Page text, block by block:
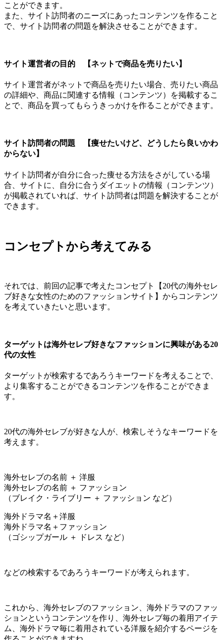
ことができます。
また、サイト訪問者のニーズにあったコンテンツを作ること
で、サイト訪問者の問題を解決させることができます。
サイト運営者の目的 【ネットで商品を売りたい】
サイト運営者がネットで商品を売りたい場合、売りたい商品
の詳細や、商品に関連する情報（コンテンツ）を掲載するこ
とで、商品を買ってもらうきっかけを作ることができます。
サイト訪問者の問題 【痩せたいけど、どうしたら良いかわ
からない】
サイト訪問者が自分に合った痩せる方法をさがしている場
合、サイトに、自分に合うダイエットの情報（コンテンツ）
が掲載されていれば、サイト訪問者は問題を解決することが
できます。
コンセプトから考えてみる
それでは、前回の記事で考えたコンセプト【20代の海外セレ
ブ好きな女性のためのファッションサイト】からコンテンツ
を考えていきたいと思います。
ターゲットは海外セレブ好きなファッションに興味がある20
代の女性
ターゲットが検索するであろうキーワードを考えることで、
より集客することができるコンテンツを作ることができま
す。
20代の海外セレブが好きな人が、検索しそうなキーワードを
考えます。
海外セレブの名前 ＋ 洋服
海外セレブの名前 ＋ ファッション
（ブレイク・ライブリー ＋ ファッション など）
海外ドラマ名＋洋服
海外ドラマ名＋ファッション
（ゴシップガール ＋ ドレス など）
などの検索するであろうキーワードが考えられます。
これから、海外セレブのファッション、海外ドラマのファッ
ションというコンテンツを作り、海外セレブ毎の着用アイテ
ム、海外ドラマ毎に着用されている洋服を紹介するページを